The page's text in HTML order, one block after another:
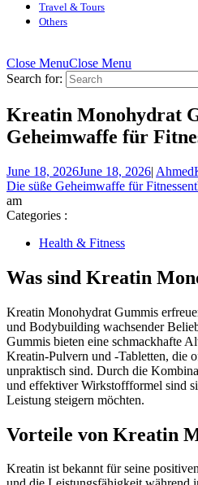
Travel & Tours
Others
Close MenuClose Menu
Search for:
Kreatin Monohydrat
Geheimwaffe für
June 18, 2026June 18, 2026| Ahmed
Die süße Geheimwaffe für
am
Categories :
Health & Fitness
Was sind Kreatin
Kreatin Monohydrat Gummis
und Bodybuilding wachsender
Gummis bieten eine schmackhafte
Kreatin-Pulvern und -Tabletten, die
unpraktisch sind. Durch die
und effektiver Wirkstoffformel sind
Leistung steigern möchten.
Vorteile von Kreatin
Kreatin ist bekannt für seine